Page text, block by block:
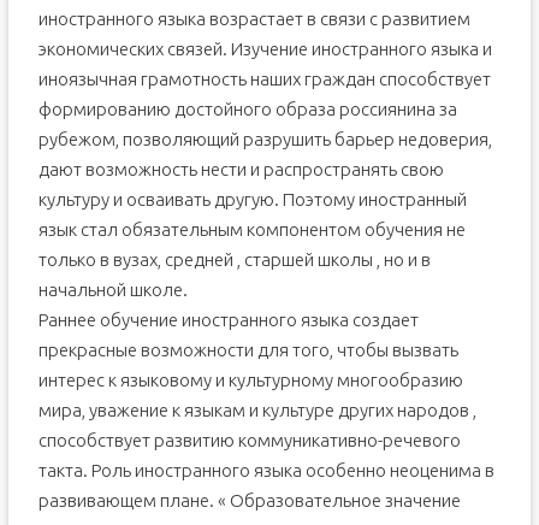
иностранного языка возрастает в связи с развитием
экономических связей. Изучение иностранного языка и
иноязычная грамотность наших граждан способствует
формированию достойного образа россиянина за
рубежом, позволяющий разрушить барьер недоверия,
дают возможность нести и распространять свою
культуру и осваивать другую. Поэтому иностранный
язык стал обязательным компонентом обучения не
только в вузах, средней , старшей школы , но и в
начальной школе.
Раннее обучение иностранного языка создает
прекрасные возможности для того, чтобы вызвать
интерес к языковому и культурному многообразию
мира, уважение к языкам и культуре других народов ,
способствует развитию коммуникативно-речевого
такта. Роль иностранного языка особенно неоценима в
развивающем плане. « Образовательное значение